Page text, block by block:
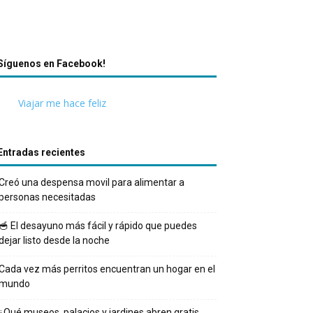
en Facebook!
Viajar me hace feliz
recientes
una despensa movil para alimentar a
necesitadas
El desayuno más fácil y rápido que puedes
listo desde la noche
vez más perritos encuentran un hogar en el